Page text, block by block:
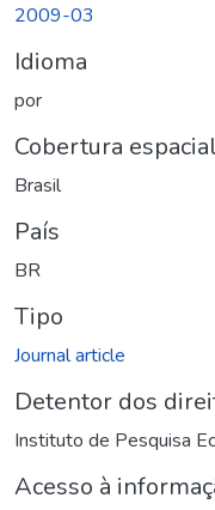
2009-03
Idioma
por
Cobertura
Brasil
País
BR
Tipo
Journal article
Detentor dos
Instituto de Pesquisa
Acesso à